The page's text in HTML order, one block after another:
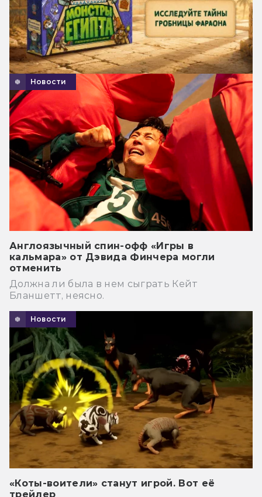
Новости
Англоязычный спин-офф «Игры в
кальмара» от Дэвида Финчера могли
отменить
Должна ли была в нем сыграть Кейт
Бланшетт, неясно.
Новости
«Коты-воители» станут игрой. Вот её
трейлер